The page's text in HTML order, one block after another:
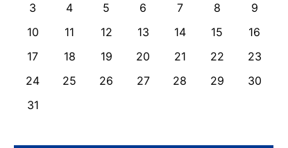
3
4 5 6 7 8
9
10
11 12 13 14 15
16
17
18 19 20 21 22
23
24
25 26 27 28 29
30
31